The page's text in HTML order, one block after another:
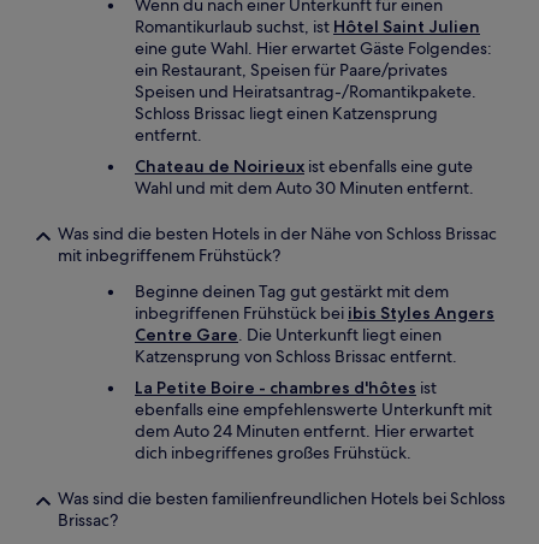
Wenn du nach einer Unterkunft für einen
Romantikurlaub suchst, ist Hôtel Saint Julien
eine gute Wahl. Hier erwartet Gäste Folgendes:
ein Restaurant, Speisen für Paare/privates
Speisen und Heiratsantrag-/Romantikpakete.
Schloss Brissac liegt einen Katzensprung
entfernt.
Chateau de Noirieux ist ebenfalls eine gute
Wahl und mit dem Auto 30 Minuten entfernt.
Was sind die besten Hotels in der Nähe von Schloss Brissac
mit inbegriffenem Frühstück?
Beginne deinen Tag gut gestärkt mit dem
inbegriffenen Frühstück bei ibis Styles Angers
Centre Gare. Die Unterkunft liegt einen
Katzensprung von Schloss Brissac entfernt.
La Petite Boire - chambres d'hôtes ist
ebenfalls eine empfehlenswerte Unterkunft mit
dem Auto 24 Minuten entfernt. Hier erwartet
dich inbegriffenes großes Frühstück.
Was sind die besten familienfreundlichen Hotels bei Schloss
Brissac?